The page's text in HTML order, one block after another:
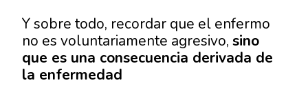
Y sobre todo, recordar que el enfermo
no es voluntariamente agresivo,sino
que es una consecuencia derivada de
la enfermedad